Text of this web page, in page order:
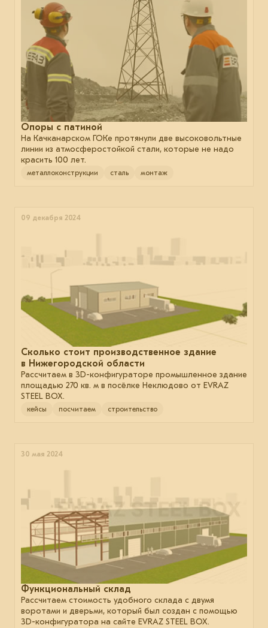
Опоры с патиной
На Качканарском ГОКе протянули две высоковольтные
линии из атмосферостойкой стали, которые не надо
красить 100 лет.
металлоконструкции сталь монтаж
09 декабря 2024
Сколько стоит производственное здание
в Нижегородской области
Рассчитаем в 3D-конфигураторе промышленное здание
площадью 270 кв. м в посёлке Неклюдово от EVRAZ
STEEL BOX.
кейсы посчитаем строительство
30 мая 2024
Функциональный склад
Рассчитаем стоимость удобного склада с двумя
воротами и дверьми, который был создан с помощью
3D-конфигуратора на сайте EVRAZ STEEL BOX.